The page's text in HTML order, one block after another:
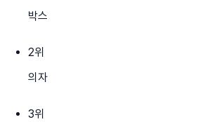
박스
2위
의자
3위